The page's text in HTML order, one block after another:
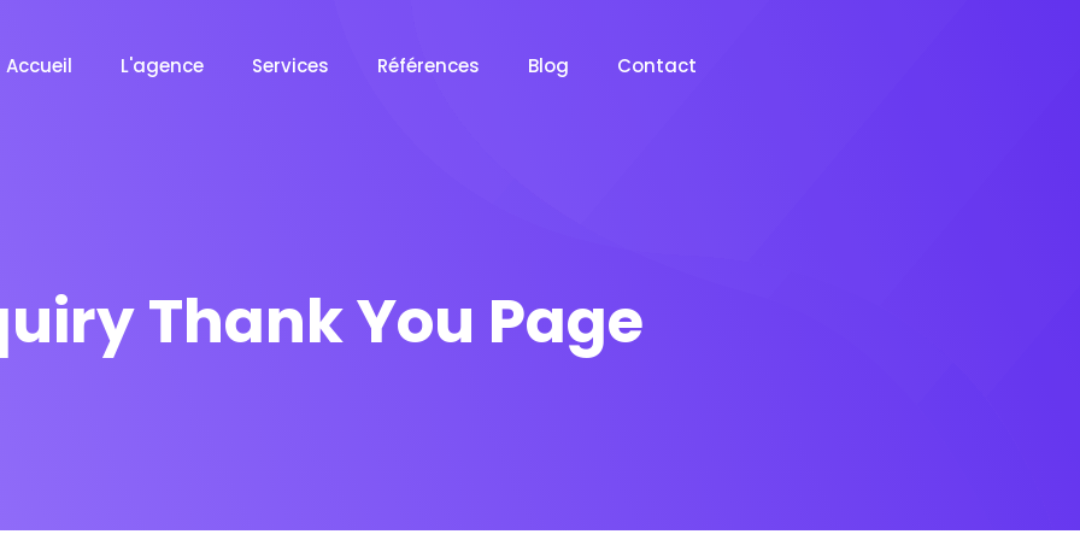
Accueil L'agence Services Références Blog Contact
Thank You Page